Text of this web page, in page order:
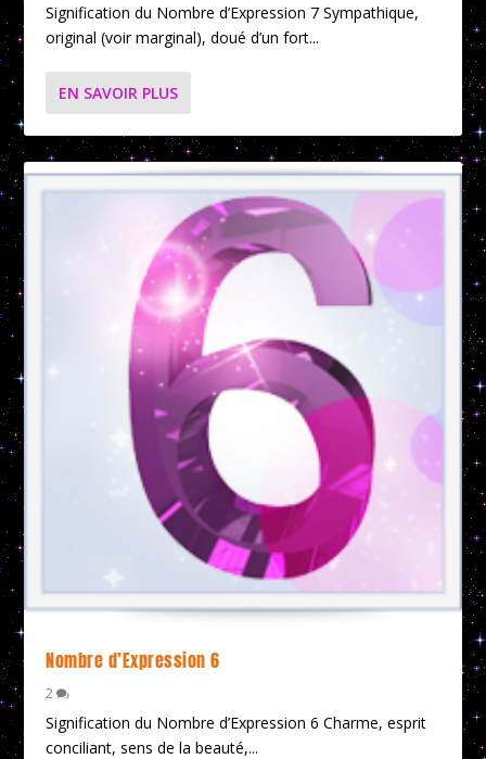
Signification du Nombre d’Expression 7 Sympathique,
original (voir marginal), doué d’un fort...
EN SAVOIR PLUS
Nombre d’Expression 6
2
Signification du Nombre d’Expression 6 Charme, esprit
conciliant, sens de la beauté,...